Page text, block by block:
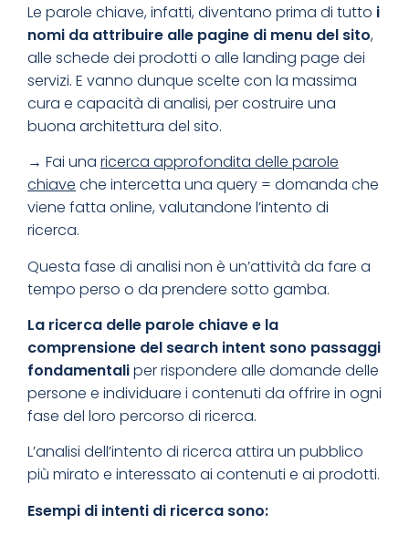
Le parole chiave, infatti, diventano prima di tutto i
nomi da attribuire alle pagine di menu del sito,
alle schede dei prodotti o alle landing page dei
servizi. E vanno dunque scelte con la massima
cura e capacità di analisi, per costruire una
buona architettura del sito.
→ Fai una ricerca approfondita delle parole
chiave che intercetta una query = domanda che
viene fatta online, valutandone l’intento di
ricerca.
Questa fase di analisi non è un’attività da fare a
tempo perso o da prendere sotto gamba.
La ricerca delle parole chiave e la
comprensione del search intent sono passaggi
fondamentaliper rispondere alle domande delle
persone e individuare i contenuti da offrire in ogni
fase del loro percorso di ricerca.
L’analisi dell’intento di ricerca attira un pubblico
più mirato e interessato ai contenuti e ai prodotti.
Esempi di intenti di ricerca sono: